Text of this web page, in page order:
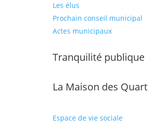
Les élus
Prochain conseil municipal
Actes municipaux
Tranquilité publique
La Maison des
Espace de vie sociale